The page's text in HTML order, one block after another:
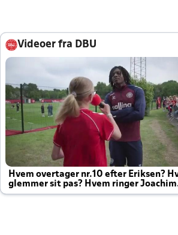
Videoer fra DBU
Hvem overtager nr.10 efter Eriksen?
glemmer sit pas? Hvem ringer Joachim
altid til efter kampe?